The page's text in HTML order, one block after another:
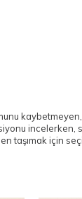
kaybetmeyen,
incelerken,
taşımak için